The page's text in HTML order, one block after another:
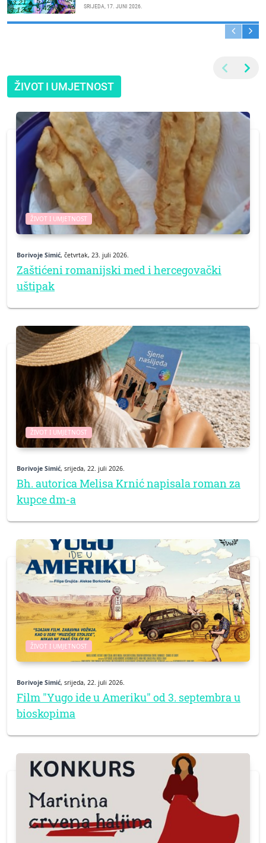
SRIJEDA, 17. JUNI 2026.
ŽIVOT I UMJETNOST
ŽIVOT I UMJETNOST
Borivoje Simić, četvrtak, 23. juli 2026.
Zaštićeni romanijski med i hercegovački
uštipak
ŽIVOT I UMJETNOST
Borivoje Simić, srijeda, 22. juli 2026.
Bh. autorica Melisa Krnić napisala roman za
kupce dm-a
ŽIVOT I UMJETNOST
Borivoje Simić, srijeda, 22. juli 2026.
Film "Yugo ide u Ameriku" od 3. septembra u
bioskopima